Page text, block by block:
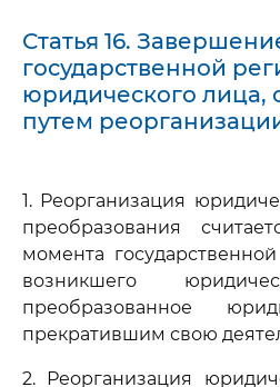
Статья 16.
государственной
юридического лица,
путем
1. Реорганизация
преобразования
момента
возникшего
преобразованное
прекратившим свою
2. Реорганизация